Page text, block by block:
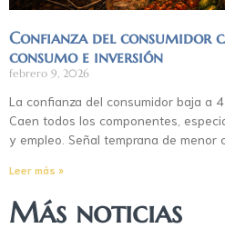
Confianza del consumidor
consumo e inversión
febrero 9, 2026
La confianza del consumidor baja a
Caen todos los componentes,
y empleo. Señal temprana de menor
Leer más »
Más noticias